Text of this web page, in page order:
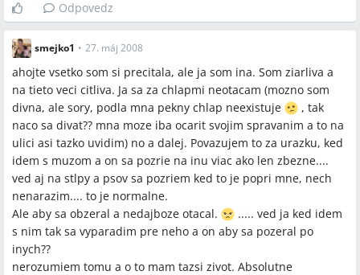
Odpovedz
smejko1 • 27. máj 2008
ahojte vsetko som si precitala, ale ja som ina. Som ziarliva a
na tieto veci citliva. Ja sa za chlapmi neotacam (mozno som
divna, ale sory, podla mna pekny chlap neexistuje
, tak
naco sa divat?? mna moze iba ocarit svojim spravanim a to na
ulici asi tazko uvidim) no a dalej. Povazujem to za urazku, ked
idem s muzom a on sa pozrie na inu viac ako len zbezne....
ved aj na stlpy a psov sa pozriem ked to je popri mne, nech
nenarazim.... to je normalne.
Ale aby sa obzeral a nedajboze otacal.
..... ved ja ked idem
s nim tak sa vyparadim pre neho a on aby sa pozeral po
inych??
nerozumiem tomu a o to mam tazsi zivot. Absolutne